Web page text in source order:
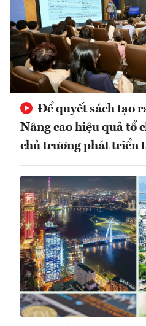
Để quyết sách tạo
Nâng cao hiệu quả tổ
chủ trương phát triển